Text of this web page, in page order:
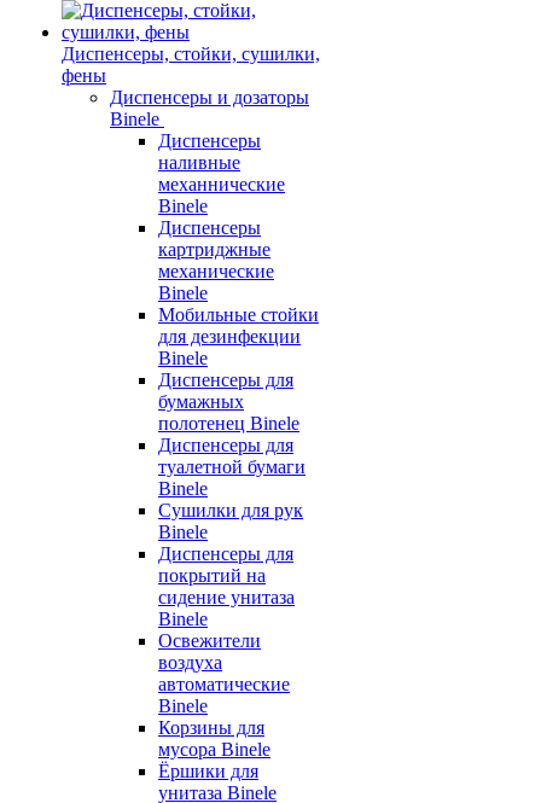
Диспенсеры, стойки, сушилки,
фены
Диспенсеры и дозаторы
Binele
Диспенсеры
наливные
механнические
Binele
Диспенсеры
картриджные
механические
Binele
Мобильные стойки
для дезинфекции
Binele
Диспенсеры для
бумажных
полотенец Binele
Диспенсеры для
туалетной бумаги
Binele
Сушилки для рук
Binele
Диспенсеры для
покрытий на
сидение унитаза
Binele
Освежители
воздуха
автоматические
Binele
Корзины для
мусора Binele
Ёршики для
унитаза Binele